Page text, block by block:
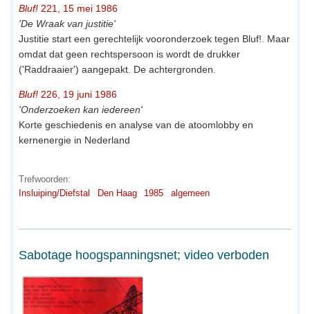
Bluf! 221, 15 mei 1986
'De Wraak van justitie'
Justitie start een gerechtelijk vooronderzoek tegen Bluf!. Maar
omdat dat geen rechtspersoon is wordt de drukker
('Raddraaier') aangepakt. De achtergronden.
Bluf! 226, 19 juni 1986
'Onderzoeken kan iedereen'
Korte geschiedenis en analyse van de atoomlobby en
kernenergie in Nederland
Trefwoorden:
Insluiping/Diefstal
Den Haag 1985 algemeen
Sabotage hoogspanningsnet; video verboden